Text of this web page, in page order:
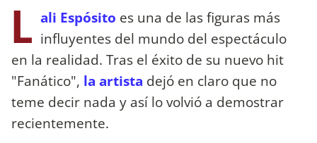
L ali Espósito es una de las figuras más
influyentes del mundo del espectáculo
en la realidad. Tras el éxito de su nuevo hit
"Fanático", la artista dejó en claro que no
teme decir nada y así lo volvió a demostrar
recientemente.